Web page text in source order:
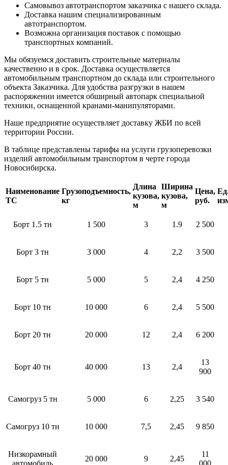
Самовывоз автотранспортом заказчика с нашего склада.
Доставка нашим специализированным
автотранспортом.
Возможна организация поставок с помощью
транспортных компаний.
Мы обязуемся доставить строительные материалы
качественно и в срок. Доставка осуществляется
автомобильным транспортном до склада или строительного
объекта Заказчика. Для удобства разгрузки в нашем
распоряжении имеется обширный автопарк специальной
техники, оснащенной кранами-манипуляторами.
Наше предприятие осуществляет доставку ЖБИ по всей
территории России.
В таблице представлены тарифы на услуги грузоперевозки
изделий автомобильным транспортом в черте города
Новосибирска.
Наименование
ТС
Грузоподъемность,
кг
Длина
кузова,
м
Ширина
кузова,
м
Цена,
руб.
Борт 1.5 тн 1 500 3 1.9 2 500
Борт 3 тн 3 000 4 2,2 3 500
Борт 5 тн 5 000 5 2,4 4 250
Борт 10 тн 10 000 6 2,4 5 500
Борт 20 тн 20 000 12 2,4 6 200
Борт 40 тн 40 000 13 2,4
13
900
Самогруз 5 тн 5 000 6 2,25 3 540
Самогруз 10 тн 10 000 7,5 2,45 9 850
Низкорамный
автомобиль
20 000 9 2,45
11
000